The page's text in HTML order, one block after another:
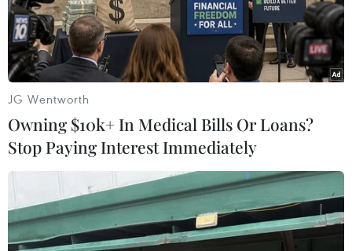
Chi tiết mới trong phiên điều trần về cuộc
điều tra luận tội ông Trump
14/11/2019 01:38
Đại sứ Sondland trả lời: "Tổng thống Trump quan tâm
JG Wentworth
Owning $10k+ In Medical Bills Or Loans?
Stop Paying Interest Immediately